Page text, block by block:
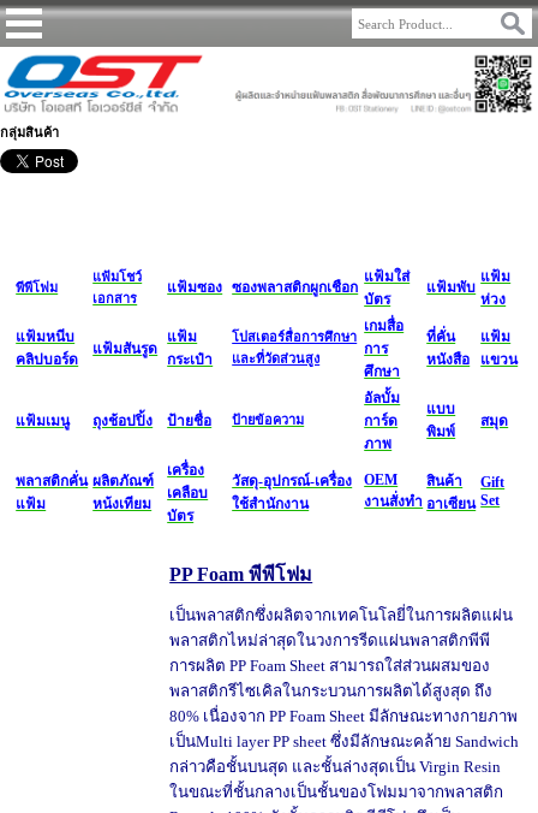
กลุ่มสินค้า
พีพีโฟม
แฟ้มโชว์
เอกสาร
แฟ้มซอง ซองพลาสติกผูกเชือก
แฟ้มใส่
บัตร
แฟ้มพับ
แฟ้ม
ห่วง
แฟ้มหนีบ
คลิปบอร์ด
แฟ้มสันรูด
แฟ้ม
กระเป๋า
โปสเตอร์สื่อการศึกษา
และที่วัดส่วนสูง
เกมสื่อ
การ
ศึกษา
ที่คั่น
หนังสือ
แฟ้ม
แขวน
แฟ้มเมนู ถุงช้อปปิ้ง ป้ายชื่อ ป้ายข้อความ
อัลบั้ม
การ์ด
ภาพ
แบบ
พิมพ์
สมุด
พลาสติกคั่น
แฟ้ม
ผลิตภัณฑ์
หน้งเทียม
เครื่อง
เคลือบ
บัตร
วัสดุ-อุปกรณ์-เครื่อง
ใช้สำนักงาน
OEM
งานสั่งทำ
สินค้า
อาเซียน
Gift
Set
PP Foam พีพีโฟม
เป็นพลาสติกซึ่งผลิตจากเทคโนโลยี่ในการผลิตแผ่น
พลาสติกไหม่ล่าสุดในวงการรีดแผ่นพลาสติกพีพี
การผลิต PP Foam Sheet สามารถใส่ส่วนผสมของ
พลาสติกรีไซเคิลในกระบวนการผลิตได้สูงสุด ถึง
80% เนื่องจาก PP Foam Sheet มีลักษณะทางกายภาพ
เป็นMulti layer PP sheet ซึ่งมีลักษณะคล้าย Sandwich
กล่าวคือชั้นบนสุด และชั้นล่างสุดเป็น Virgin Resin
ในขณะที่ชั้นกลางเป็นชั้นของโฟมมาจากพลาสติก